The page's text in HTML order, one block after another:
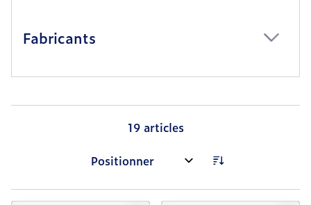
Fabricants
19articles
Trier par: